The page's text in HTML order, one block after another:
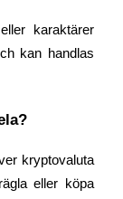
karaktärer
kan handlas
kryptovaluta
eller köpa